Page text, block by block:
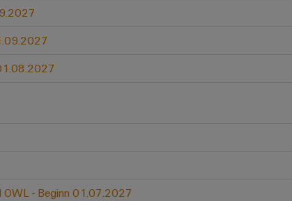
OWL - Beginn 01.07.2027